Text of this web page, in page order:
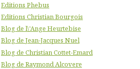
Editions Phebus
Editions Christian Bourgois
Blog de l\'Ange Heurtebise
Blog de Jean-Jacques Nuel
Blog de Christian Cottet-Emard
Blog de Raymond Alcovere